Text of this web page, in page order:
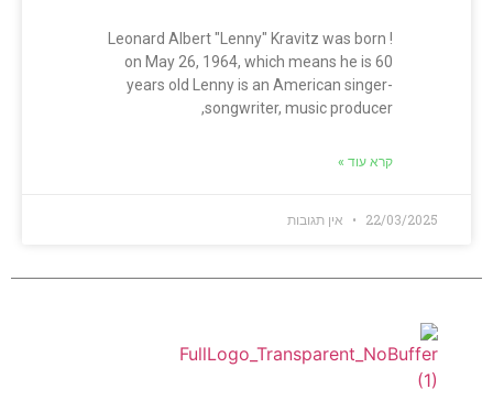
! Leonard Albert "Lenny" Kravitz was born
on May 26, 1964, which means he is 60
years old Lenny is an American singer-
songwriter, music producer,
קרא עוד »
22/03/2025 אין תגובות